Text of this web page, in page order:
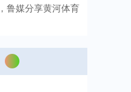
鲁媒分享黄河体育